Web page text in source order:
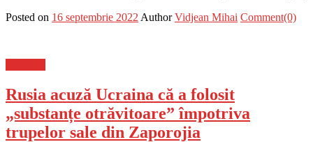
Posted on 16 septembrie 2022 Author Vidjean Mihai Comment(0)
Rusia acuză Ucraina că a folosit
„substanțe otrăvitoare” împotriva
trupelor sale din Zaporojia